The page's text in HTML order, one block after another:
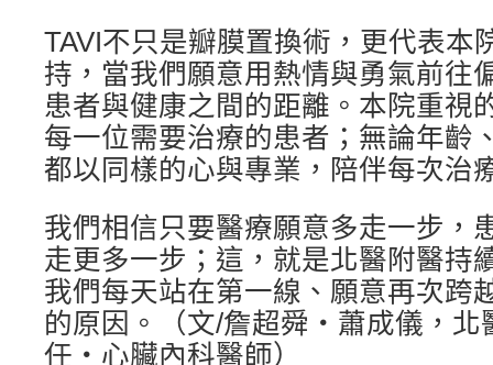
TAVI不只是瓣膜置換術，更代表本
持，當我們願意用熱情與勇氣前往
患者與健康之間的距離。本院重視
每一位需要治療的患者；無論年齡
都以同樣的心與專業，陪伴每次治
我們相信只要醫療願意多走一步，
走更多一步；這，就是北醫附醫持
我們每天站在第一線、願意再次跨
的原因。（文/詹超舜‧蕭成儀，北
任‧心臟內科醫師）